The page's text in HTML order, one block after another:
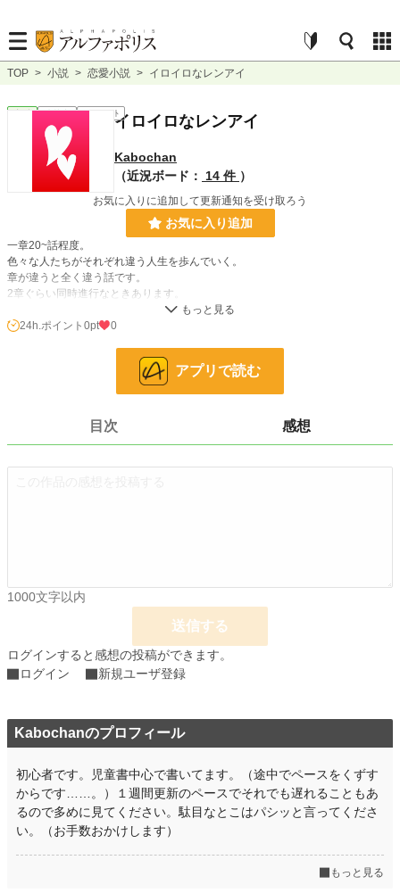
TOP > 小説 > 恋愛小説 > イロイロなレンアイ
連載中 ｼｮｰﾄｼｮｰﾄイロイロなレンアイ
Kabochan
（近況ボード：
14 件 ）
お気に入りに追加して更新通知を受け取ろう
お気に入り追加
一章20~話程度。
色々な人たちがそれぞれ違う人生を歩んでいく。
章が違うと全く違う話です。
2章ぐらい同時進行なときあります。
主人公=ふつーのときの語り手（◯◯目線とか言うとき以外）
228,937 位 / 228,937 件
66,398 位 / 66,398 件
0 pt (228,937 位)
累計ポイント 547 pt (216,765 位)
24h.ポイント 0pt 0
アプリで読む
目次 感想
1000文字以内
送信する
ログインすると感想の投稿ができます。
ログイン
新規ユーザ登録
Kabochanのプロフィール
初心者です。児童書中心で書いてます。（途中でペースをくずす
からです……。）１週間更新のペースでそれでも遅れることもあ
るので多めに見てください。駄目なとこはパシッと言ってくださ
い。（お手数おかけします）
もっと見る